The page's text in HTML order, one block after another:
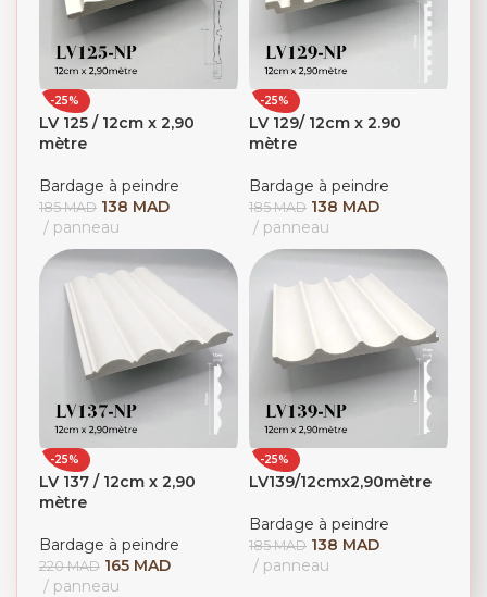
-25%
LV 125 / 12cm x 2,90
mètre
Bardage à peindre
185MAD 138 MAD
panneau
-25%
LV 129/ 12cm x 2.90
mètre
Bardage à peindre
185MAD 138 MAD
panneau
-25%
LV 137 / 12cm x 2,90
mètre
Bardage à peindre
220MAD 165 MAD
panneau
-25%
LV139/12cmx2,90mètre
Bardage à peindre
185MAD 138 MAD
panneau